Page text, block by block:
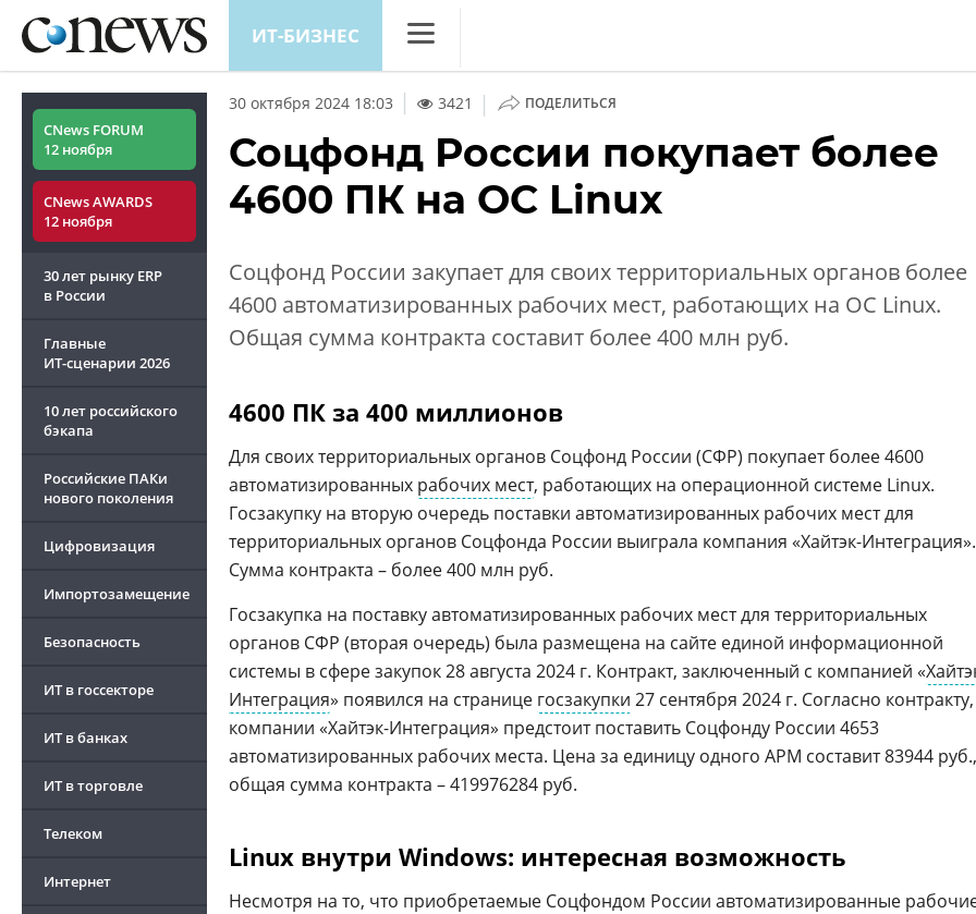
ИТ-БИЗНЕС
Конференции
Маркет
CNews FORUM
12 ноября
CNews AWARDS
12 ноября
30 лет рынку ERP
в России
Главные
ИТ-сценарии 2026
10 лет российского
бэкапа
Российские ПАКи
нового поколения
Цифровизация
Импортозамещение
Безопасность
ИТ в госсекторе
ИТ в банках
ИТ в торговле
Телеком
Интернет
30 октября 2024 18:03 3421 | ПОДЕЛИТЬСЯ
Соцфонд России покупает более
4600 ПК на ОС Linux
Соцфонд России закупает для своих территориальных органов более
4600 автоматизированных рабочих мест, работающих на ОС Linux.
Общая сумма контракта составит более 400 млн руб.
4600 ПК за 400 миллионов
Для своих территориальных органов Соцфонд России (СФР) покупает более 4600
автоматизированных рабочих мест, работающих на операционной системе Linux.
Госзакупку на вторую очередь поставки автоматизированных рабочих мест для
территориальных органов Соцфонда России выиграла компания «Хайтэк-Интеграция».
Сумма контракта – более 400 млн руб.
Госзакупка на поставку автоматизированных рабочих мест для территориальных
органов СФР (вторая очередь) была размещена на сайте единой информационной
системы в сфере закупок 28 августа 2024 г. Контракт, заключенный с компанией «
Интеграция» появился на странице госзакупки 27 сентября 2024 г. Согласно контракту,
компании «Хайтэк-Интеграция» предстоит поставить Соцфонду России 4653
автоматизированных рабочих места. Цена за единицу одного АРМ составит 83944
общая сумма контракта – 419976284 руб.
Linux внутри Windows: интересная возможность
Несмотря на то, что приобретаемые Соцфондом России автоматизированные